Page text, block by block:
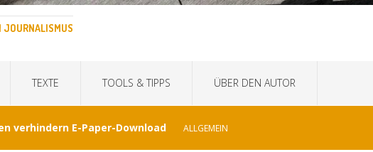
JOURNALISMUS
TEXTE TOOLS & TIPPS ÜBER DEN AUTOR
verhindern E-Paper-Download ALLGEMEIN